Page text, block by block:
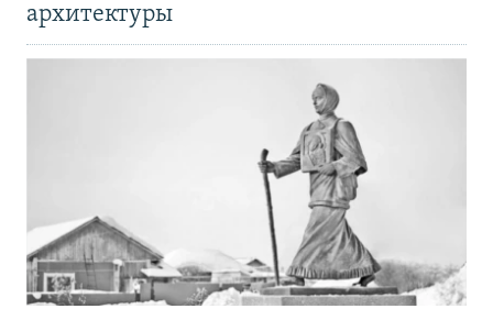
архитектуры